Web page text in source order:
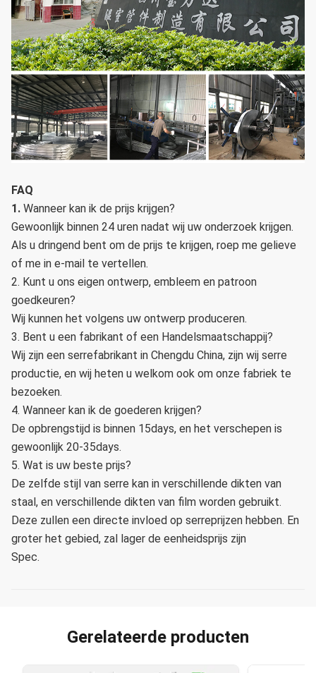
FAQ
1. Wanneer kan ik de prijs krijgen?
Gewoonlijk binnen 24 uren nadat wij uw onderzoek krijgen.
Als u dringend bent om de prijs te krijgen, roep me gelieve
of me in e-mail te vertellen.
2. Kunt u ons eigen ontwerp, embleem en patroon
goedkeuren?
Wij kunnen het volgens uw ontwerp produceren.
3. Bent u een fabrikant of een Handelsmaatschappij?
Wij zijn een serrefabrikant in Chengdu China, zijn wij serre
productie, en wij heten u welkom ook om onze fabriek te
bezoeken.
4. Wanneer kan ik de goederen krijgen?
De opbrengstijd is binnen 15days, en het verschepen is
gewoonlijk 20-35days.
5. Wat is uw beste prijs?
De zelfde stijl van serre kan in verschillende dikten van
staal, en verschillende dikten van film worden gebruikt.
Deze zullen een directe invloed op serreprijzen hebben. En
groter het gebied, zal lager de eenheidsprijs zijn
Spec.
Gerelateerde producten